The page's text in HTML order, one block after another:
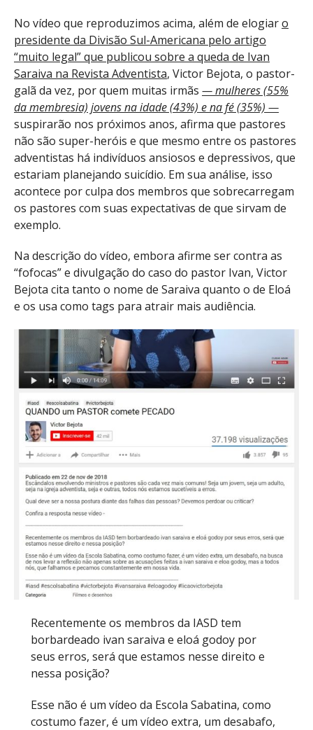
No vídeo que reproduzimos acima, além de elogiaro
presidente da Divisão Sul-Americana pelo artigo
“muito legal” que publicou sobre a queda de Ivan
Saraiva na Revista Adventista, Victor Bejota, o pastor-
galã da vez, por quem muitas irmãs — mulheres (55%
da membresia) jovens na idade (43%) e na fé (35%) —
suspirarão nos próximos anos, afirma que pastores
não são super-heróis e que mesmo entre os pastores
adventistas há indivíduos ansiosos e depressivos, que
estariam planejando suicídio. Em sua análise, isso
acontece por culpa dos membros que sobrecarregam
os pastores com suas expectativas de que sirvam de
exemplo.
Na descrição do vídeo, embora afirme ser contra as
“fofocas” e divulgação do caso do pastor Ivan, Victor
Bejota cita tanto o nome de Saraiva quanto o de Eloá
e os usa como tags para atrair mais audiência.
Recentemente os membros da IASD tem
borbardeado ivan saraiva e eloá godoy por
seus erros, será que estamos nesse direito e
nessa posição?
Esse não é um vídeo da Escola Sabatina, como
costumo fazer, é um vídeo extra, um desabafo,